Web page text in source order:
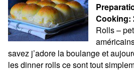
Cooking:
Rolls –
savez j’adore la boulange et
les dinner rolls ce sont tout